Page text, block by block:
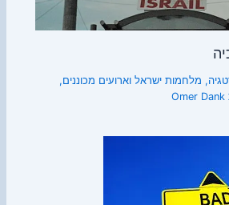
, מלחמות ישראל וארועים מכוננים,
Omer Dank